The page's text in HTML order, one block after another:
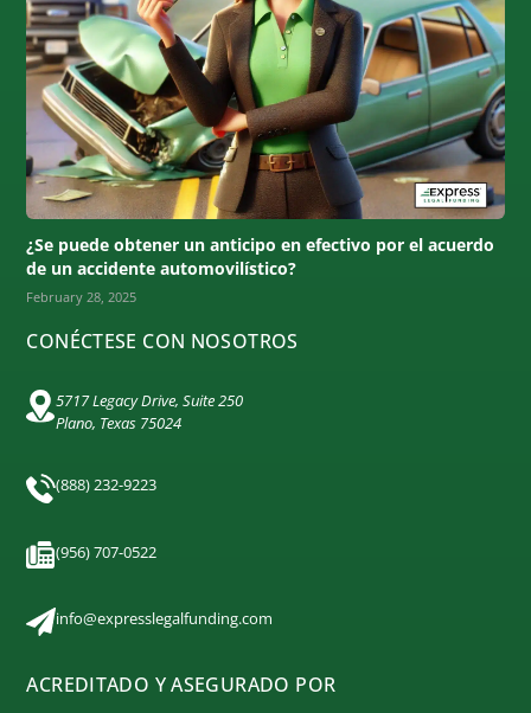
¿Se puede obtener un anticipo en efectivo por el acuerdo
de un accidente automovilístico?
February 28, 2025
CONÉCTESE CON NOSOTROS
5717 Legacy Drive, Suite 250
Plano, Texas 75024
(888) 232-9223
(956) 707-0522
info@expresslegalfunding.com
ACREDITADO Y ASEGURADO POR